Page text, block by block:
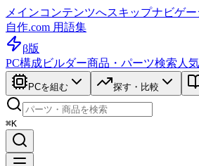
メインコンテンツへスキップナビゲ
自作.com 用語集
β版
PC構成ビルダー商品・パーツ検索 人
PCを組む 探す・比較
⌘K